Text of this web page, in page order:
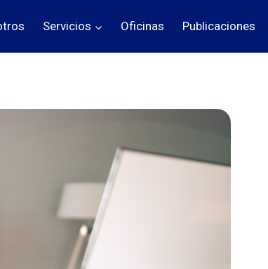
Servicios Oficinas Publicaciones